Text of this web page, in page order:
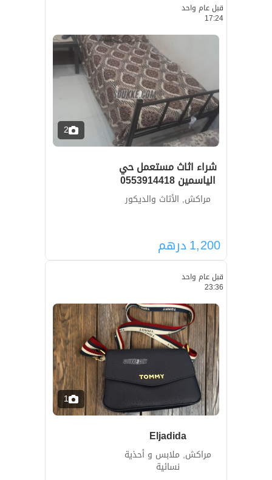
قبل عام واحد
17:24
2
شراء اثاث مستعمل حي
الياسمين 0553914418
مراكش, الأثاث والديكور
1,200درهم
قبل عام واحد
23:36
1
Eljadida
مراكش, ملابس و أحذية
نسائية